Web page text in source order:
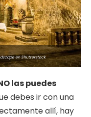
en Shutterstock
las puedes
debes ir con una
allí, hay